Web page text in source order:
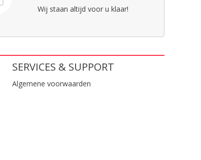
Wij staan altijd voor u klaar!
SERVICES & SUPPORT
Algemene voorwaarden